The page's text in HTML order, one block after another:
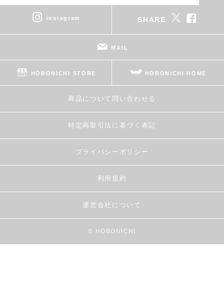
instagram SHARE
MAIL
HOBONICHI STORE HOBONICHI HOME
商品について問い合わせる
特定商取引法に基づく表記
プライバシーポリシー
利用規約
運営会社について
© HOBONICHI